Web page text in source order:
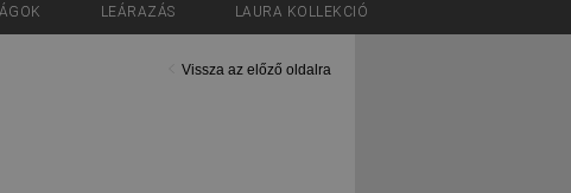
LEÁRAZÁS LAURA KOLLEKCIÓ
Vissza az előző oldalra